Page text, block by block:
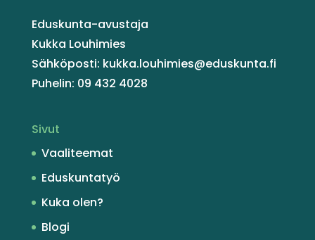
Eduskunta-avustaja
Kukka Louhimies
Sähköposti: kukka.louhimies@eduskunta.fi
Puhelin: 09 432 4028
Sivut
Vaaliteemat
Eduskuntatyö
Kuka olen?
Blogi